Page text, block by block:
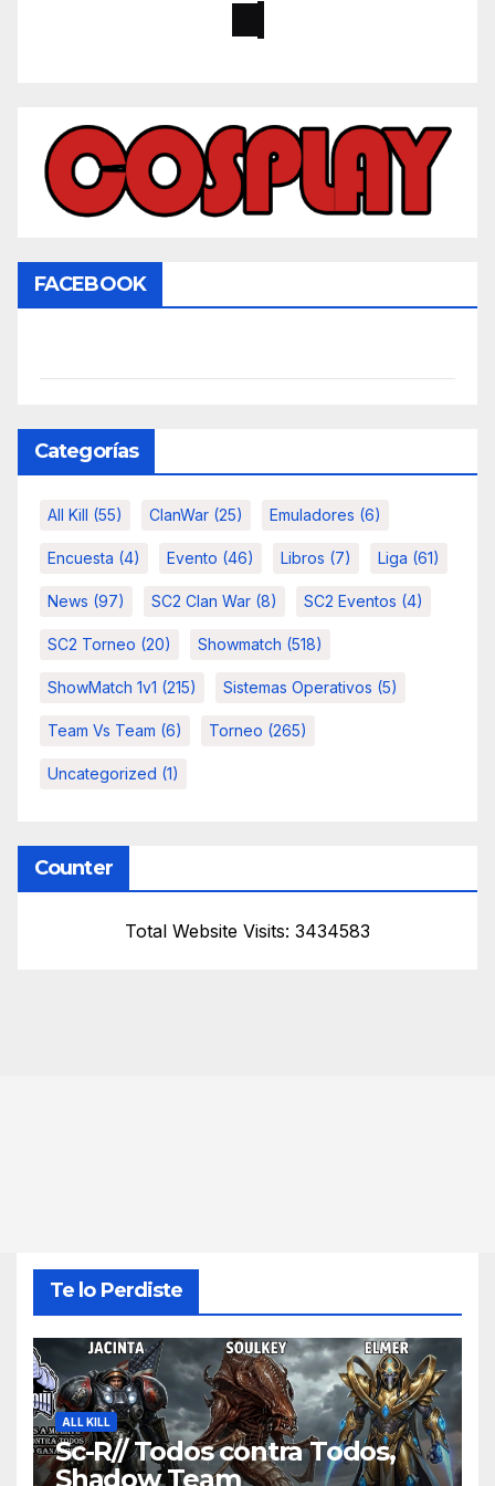
FACEBOOK
Categorías
All Kill (55) ClanWar (25) Emuladores (6)
Encuesta (4) Evento (46) Libros (7) Liga (61)
News (97) SC2 Clan War (8) SC2 Eventos (4)
SC2 Torneo (20) Showmatch (518)
ShowMatch 1v1 (215) Sistemas Operativos (5)
Team Vs Team (6) Torneo (265)
Uncategorized (1)
Counter
Total Website Visits: 3434583
Te lo Perdiste
ALL KILL
Sc-R// Todos contra Todos,
Shadow Team